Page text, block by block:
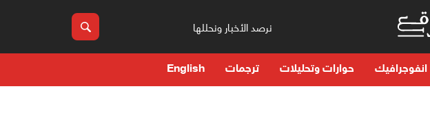
نرصد الأخبار ونحللها
انفوجرافيك حوارات وتحليلات ترجمات English